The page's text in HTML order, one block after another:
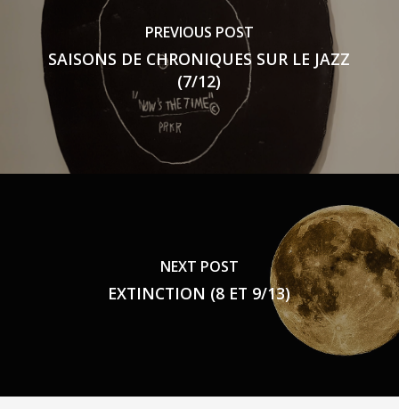
PREVIOUS POST
SAISONS DE CHRONIQUES SUR LE JAZZ
(7/12)
NEXT POST
EXTINCTION (8 ET 9/13)